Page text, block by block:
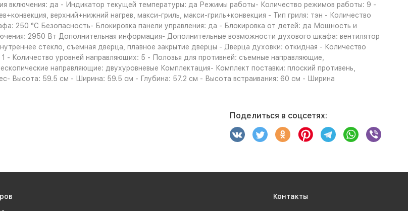
включения: да - Индикатор текущей температуры: да Режимы работы- Количество режимов работы: 9 -
верхний+нижний нагрев, макси-гриль, макси-гриль+конвекция - Тип гриля: тэн - Количество
250 °С Безопасность- Блокировка панели управления: да - Блокировка от детей: да Мощность и
2950 Вт Дополнительная информация- Дополнительные возможности духового шкафа: вентилятор
стекло, съемная дверца, плавное закрытие дверцы - Дверца духовки: откидная - Количество
Количество уровней направляющих: 5 - Полозья для противней: съемные направляющие,
направляющие: двухуровневые Комплектация- Комплект поставки: плоский противень,
Высота: 59.5 см - Ширина: 59.5 см - Глубина: 57.2 см - Высота встраивания: 60 см - Ширина
Поделиться в соцсетях:
Контакты